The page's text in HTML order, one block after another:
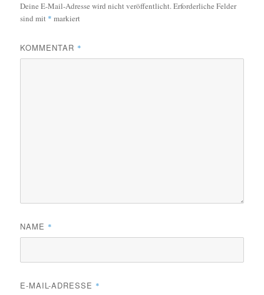
Deine E-Mail-Adresse wird nicht veröffentlicht.Erforderliche Felder
sind mit * markiert
KOMMENTAR *
NAME *
E-MAIL-ADRESSE *